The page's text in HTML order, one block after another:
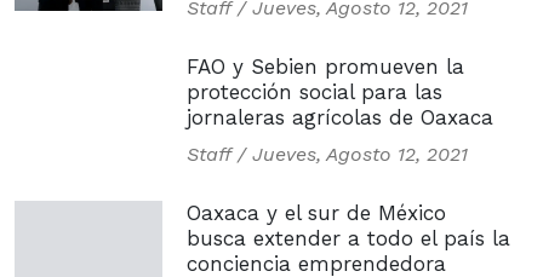
Staff / Jueves, Agosto 12, 2021
FAO y Sebien promueven la
protección social para las
jornaleras agrícolas de Oaxaca
Staff / Jueves, Agosto 12, 2021
Oaxaca y el sur de México
busca extender a todo el país la
conciencia emprendedora